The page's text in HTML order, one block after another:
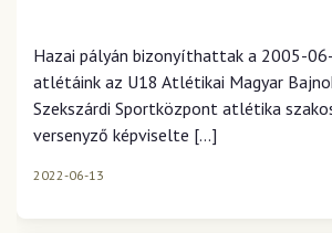
Hazai pályán bizonyíthattak a 2005-
atlétáink az U18 Atlétikai Magyar
Szekszárdi Sportközpont atlétika
versenyző képviselte […]
2022-06-13